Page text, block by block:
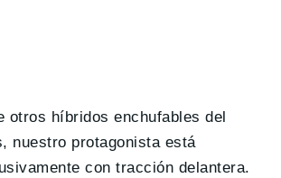
otros híbridos enchufables del
nuestro protagonista está
con tracción delantera.